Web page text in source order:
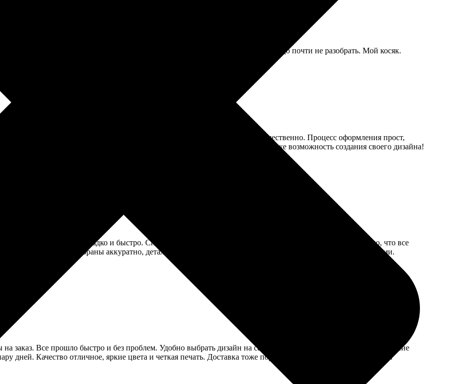
предупреждали, но я решил рискнуть. В итоге получилось еще темнее, лицо почти не разобрать. Мой косяк.
и осталась довольна! Заказала магнитные пазлы на заказ, все сделано качественно. Процесс оформления прост,
благо, в России она быстрая. Мне понравилось, что есть идеи на выбор и даже возможность создания своего дизайна!
заказа прошёл гладко и быстро. Сначала выбрал изображения, затем оформил заявку. Очень удобно, что все
Пазлы собраны аккуратно, детали четкие и яркие. Теперь с удовольствием собираю их с друзьями.
на заказ. Все прошло быстро и без проблем. Удобно выбрать дизайн на сайте, отправила свои фото. Подтверждение
дней. Качество отличное, яркие цвета и четкая печать. Доставка тоже порадовала, все аккуратно упаковано.